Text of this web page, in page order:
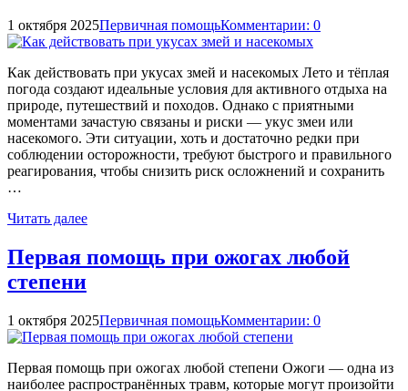
1 октября 2025Первичная помощьКомментарии: 0
Как действовать при укусах змей и насекомых Лето и тёплая
погода создают идеальные условия для активного отдыха на
природе, путешествий и походов. Однако с приятными
моментами зачастую связаны и риски — укус змеи или
насекомого. Эти ситуации, хоть и достаточно редки при
соблюдении осторожности, требуют быстрого и правильного
реагирования, чтобы снизить риск осложнений и сохранить
…
Читать далее
Первая помощь при ожогах любой
степени
1 октября 2025Первичная помощьКомментарии: 0
Первая помощь при ожогах любой степени Ожоги — одна из
наиболее распространённых травм, которые могут произойти